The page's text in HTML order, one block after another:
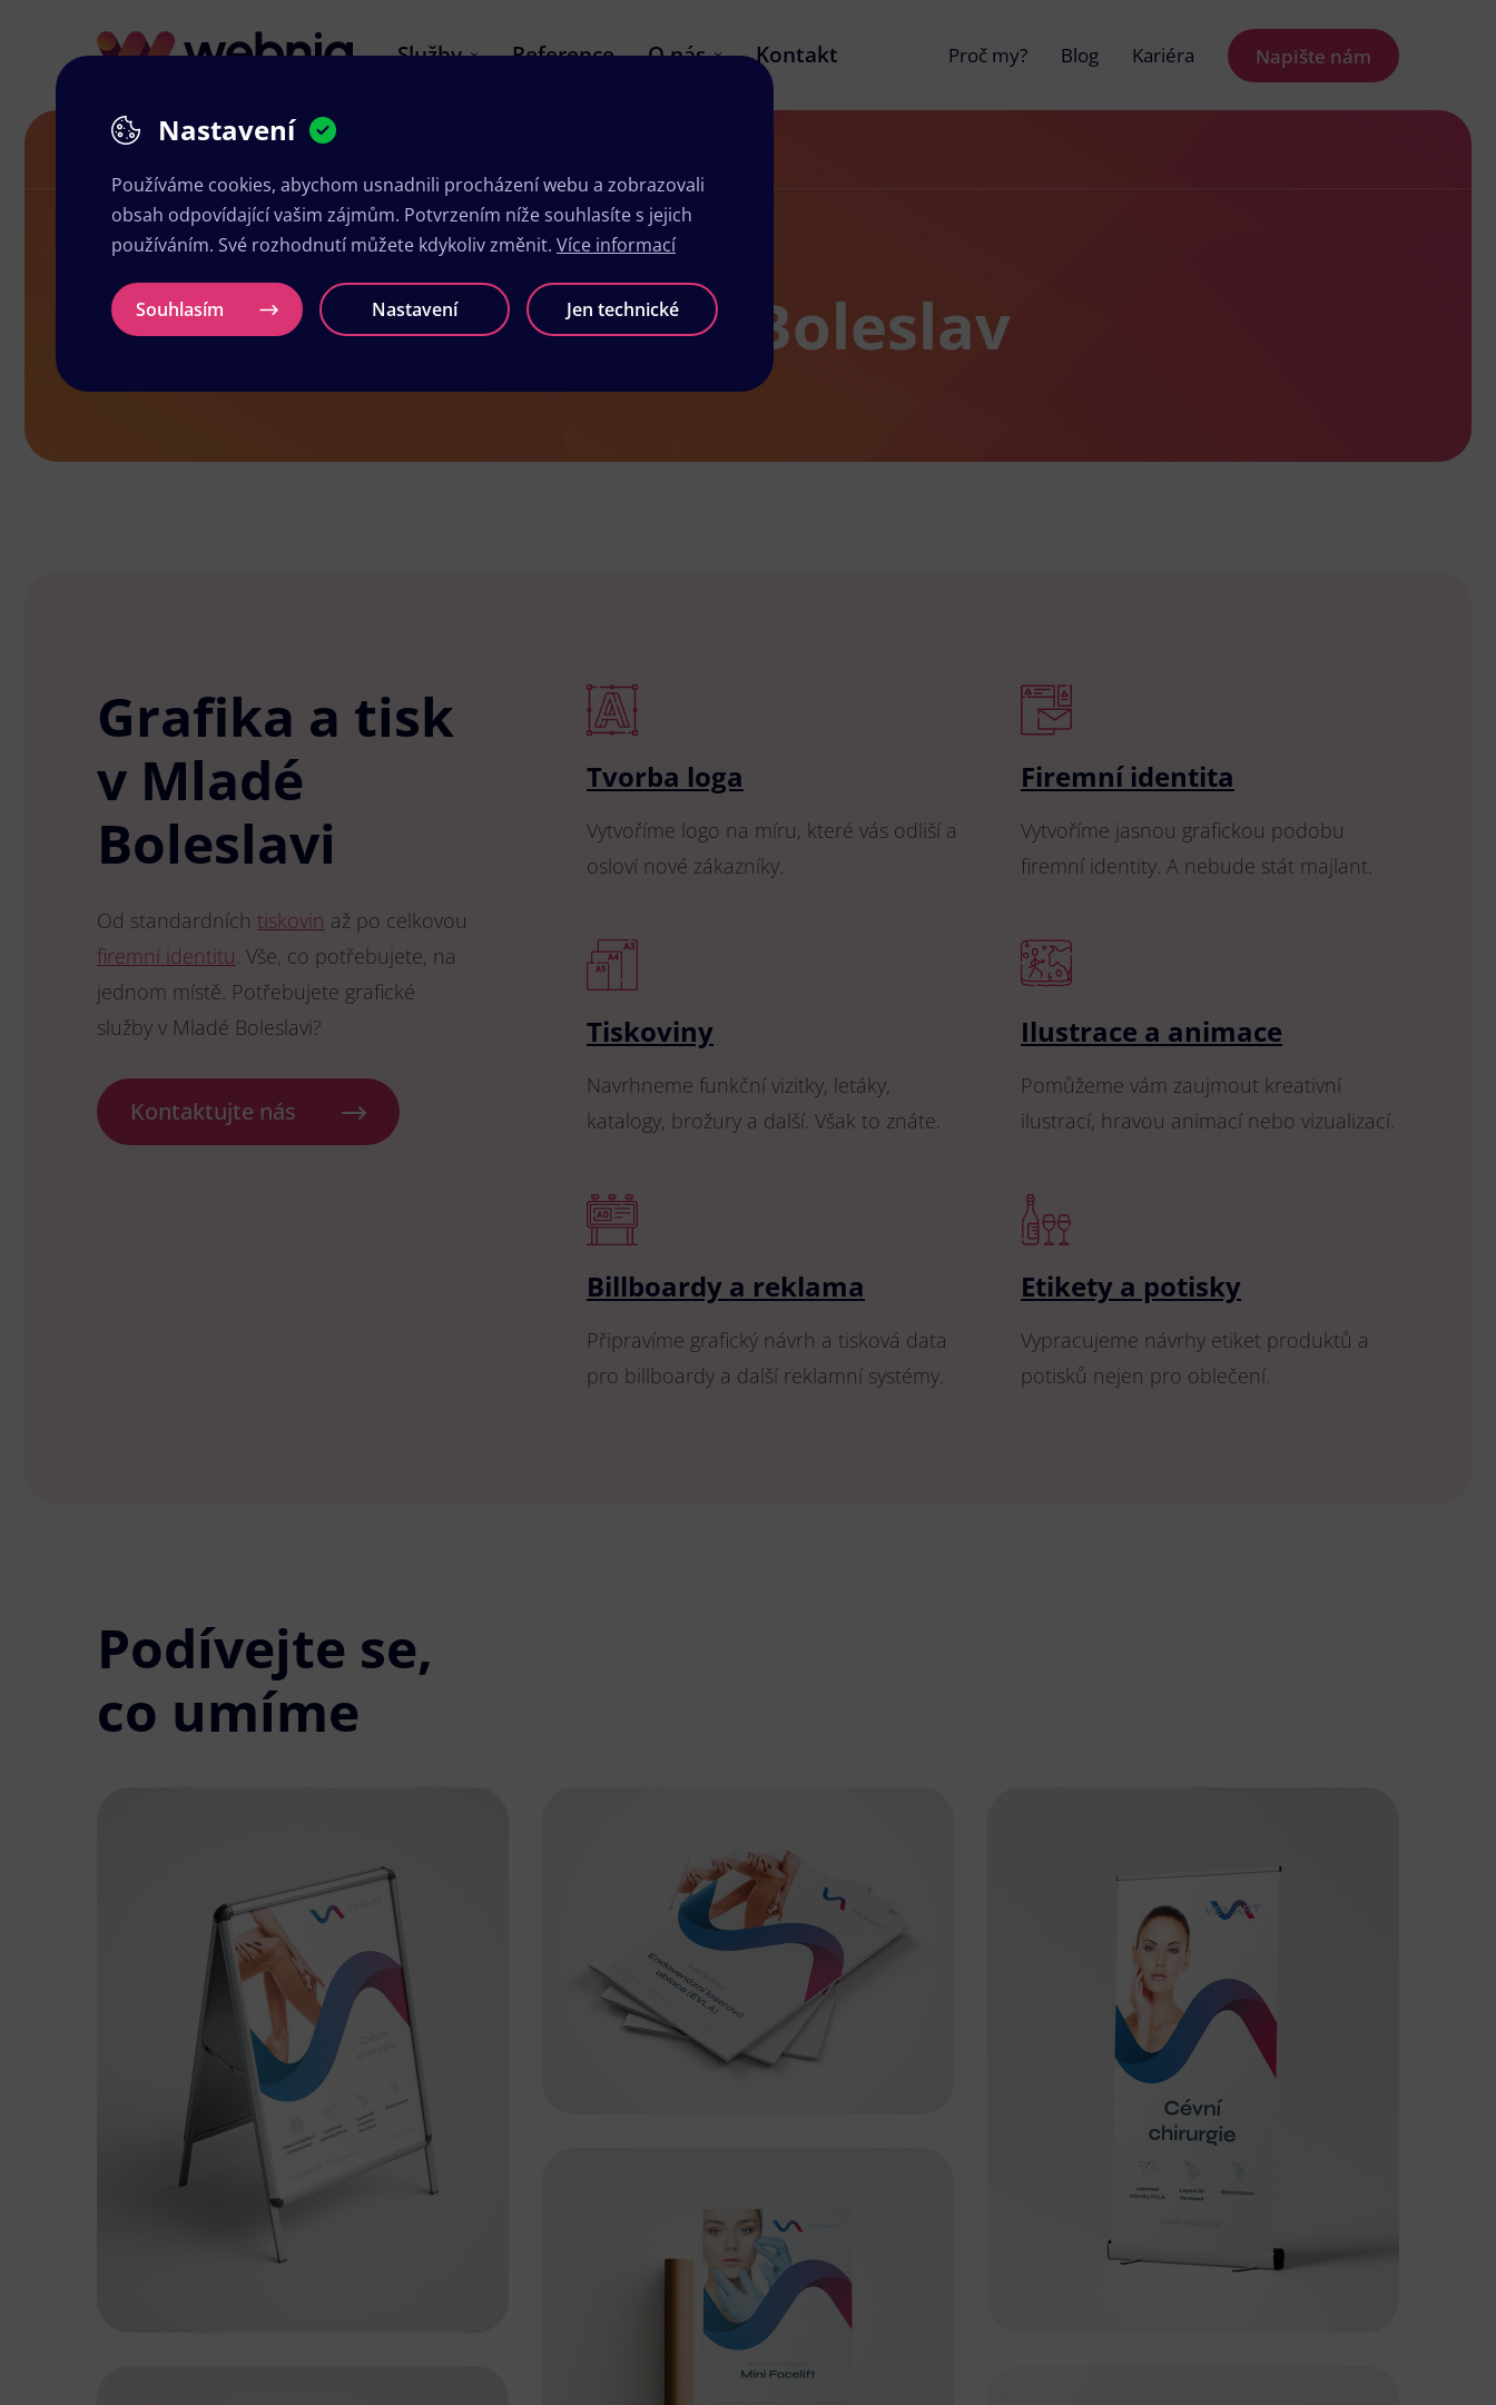
Služby Reference O nás Kontakt Proč my? Blog Kariéra Napište nám
Grafika a tisk Mladá Boleslav
Grafika a tisk Mladá Boleslav
Grafika a tisk
v Mladé
Boleslavi
Od standardních tiskovin až po celkovou
firemní identitu. Vše, co potřebujete, na
jednom místě. Potřebujete grafické
služby v Mladé Boleslavi?
Kontaktujte nás
Tvorba loga
Vytvoříme logo na míru, které vás odliší a
osloví nové zákazníky.
Firemní identita
Vytvoříme jasnou grafickou podobu
firemní identity. A nebude stát majlant.
Tiskoviny
Navrhneme funkční vizitky, letáky,
katalogy, brožury a další. Však to znáte.
Ilustrace a animace
Pomůžeme vám zaujmout kreativní
ilustrací, hravou animací nebo vizualizací.
Billboardy a reklama
Připravíme grafický návrh a tisková data
pro billboardy a další reklamní systémy.
Etikety a potisky
Vypracujeme návrhy etiket produktů a
potisků nejen pro oblečení.
Podívejte se,
co umíme
Nastavení
Používáme cookies, abychom usnadnili procházení webu a zobrazovali
obsah odpovídající vašim zájmům. Potvrzením níže souhlasíte s jejich
používáním. Své rozhodnutí můžete kdykoliv změnit. Více informací
Souhlasím Nastavení Jen technické